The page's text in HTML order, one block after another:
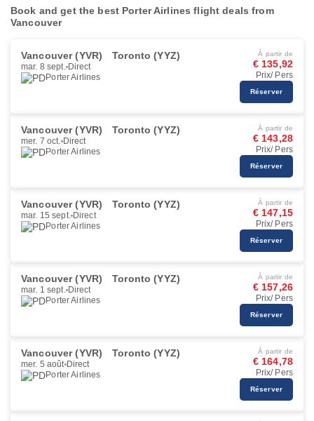
Book and get the best Porter Airlines flight deals from
Vancouver
Vancouver (YVR) Toronto (YYZ)
mar. 8 sept. Direct
Porter Airlines
À partir de
€ 135,92
Prix/ Pers
Réserver
Vancouver (YVR) Toronto (YYZ)
mer. 7 oct. Direct
Porter Airlines
À partir de
€ 143,28
Prix/ Pers
Réserver
Vancouver (YVR) Toronto (YYZ)
mar. 15 sept. Direct
Porter Airlines
À partir de
€ 147,15
Prix/ Pers
Réserver
Vancouver (YVR) Toronto (YYZ)
mar. 1 sept. Direct
Porter Airlines
À partir de
€ 157,26
Prix/ Pers
Réserver
Vancouver (YVR) Toronto (YYZ)
mer. 5 août Direct
Porter Airlines
À partir de
€ 164,78
Prix/ Pers
Réserver